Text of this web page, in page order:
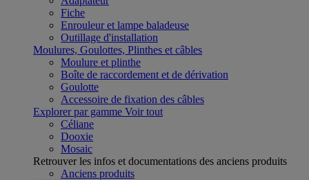
Fiche
Enrouleur et lampe baladeuse
Outillage d'installation
Moulures, Goulottes, Plinthes et câbles
Moulure et plinthe
Boîte de raccordement et de dérivation
Goulotte
Accessoire de fixation des câbles
Explorer par gamme Voir tout
Céliane
Dooxie
Mosaic
Retrouver les infos et documentations des anciens produits
Anciens produits